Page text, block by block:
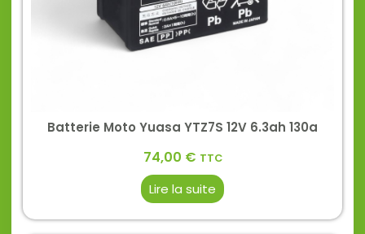
Batterie Moto Yuasa YTZ7S 12V 6.3ah 130a
74,00 € TTC
Lire la suite